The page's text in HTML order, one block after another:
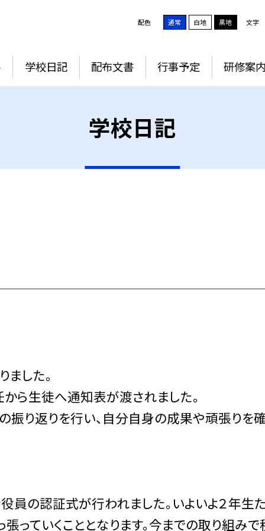
配色 通常 白地 黒地 文字
学校日記 配布文書 行事予定 研修案
学校日記
した。
ら生徒へ通知表が渡されました。
り返りを行い、自分自身の成果や頑張りを
員の認証式が行われました。いよいよ２年生
っていくこととなります。今までの取り組み